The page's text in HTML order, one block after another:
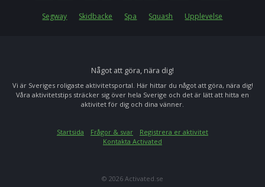
Segway Skidbacke Spa Squash Upplevelse
Något att göra, nära dig!
Vi är Sveriges roligaste aktivitetsportal. Här hittar du något att göra, nära dig!
Våra aktivitetstips sträcker sig över hela Sverige och det är lätt att hitta en
aktivitet för dig och dina vänner.
Startsida Frågor & svar
Registrera er aktivitet
Kontakta Activated
© 2026 Activated.se